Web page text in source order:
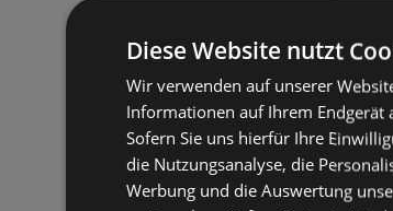
Diese Website nutzt
Wir verwenden auf unserer
Informationen auf Ihrem Endgerät
Sofern Sie uns hierfür Ihre
die Nutzungsanalyse, die
Werbung und die Auswertung